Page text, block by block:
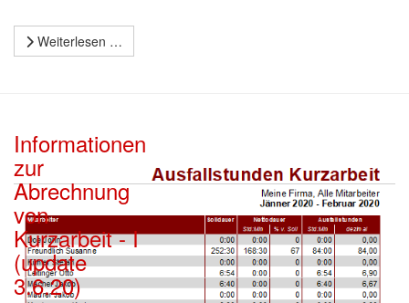
Weiterlesen …
Informationen
zur
Abrechnung
von
Kurzarbeit - I
(update
3.6.20)